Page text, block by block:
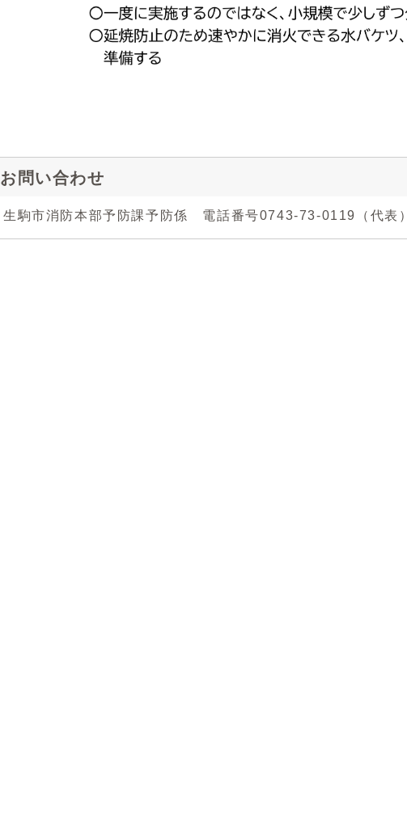
お問い合わせ
生駒市消防本部予防課予防係 電話番号0743-73-0119（代表）